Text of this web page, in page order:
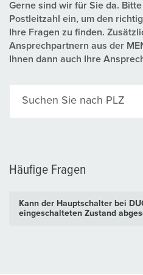
Gerne sind wir für Sie da.
Postleitzahl ein, um den
Ihre Fragen zu finden.
Ansprechpartnern aus der
Ihnen dann auch Ihre
Suchen Sie nach PLZ
Häufige Fragen
Kann der Hauptschalter bei
eingeschalteten Zustand